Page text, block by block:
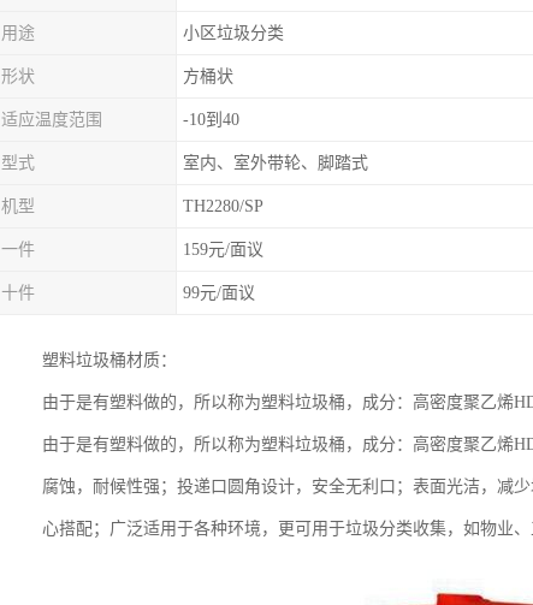
用途 小区垃圾分类
形状 方桶状
适应温度范围 -10到40
型式 室内、室外带轮、脚踏式
机型 TH2280/SP
一件 159元/面议
十件 99元/面议
塑料垃圾桶材质：
由于是有塑料做的，所以称为塑料垃圾桶，成分：高密度聚乙烯
由于是有塑料做的，所以称为塑料垃圾桶，成分：高密度聚乙烯
腐蚀，耐候性强；投递口圆角设计，安全无利口；表面光洁，减
心搭配；广泛适用于各种环境，更可用于垃圾分类收集，如物业、